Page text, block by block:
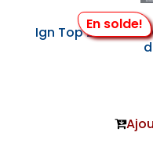
En solde!
Ign Top 25